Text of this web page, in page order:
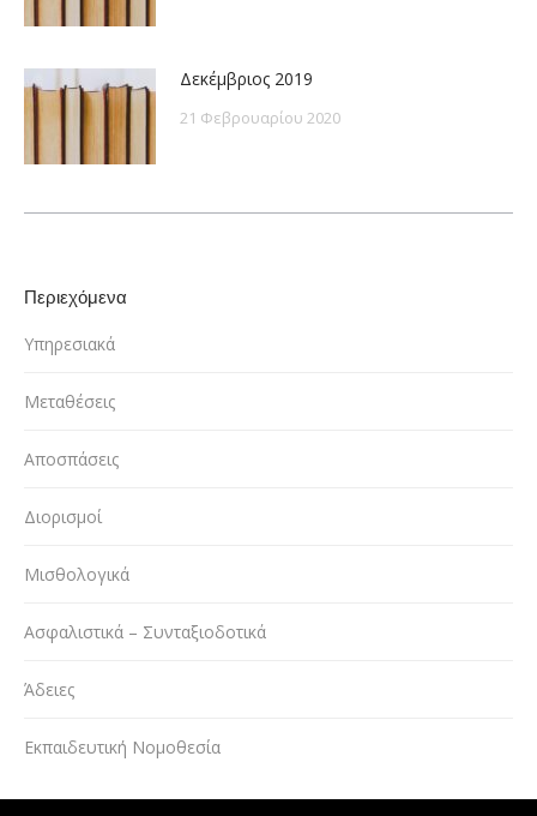
Δεκέμβριος 2019
21 Φεβρουαρίου 2020
Περιεχόμενα
Υπηρεσιακά
Μεταθέσεις
Αποσπάσεις
Διορισμοί
Μισθολογικά
Ασφαλιστικά – Συνταξιοδοτικά
Άδειες
Εκπαιδευτική Νομοθεσία